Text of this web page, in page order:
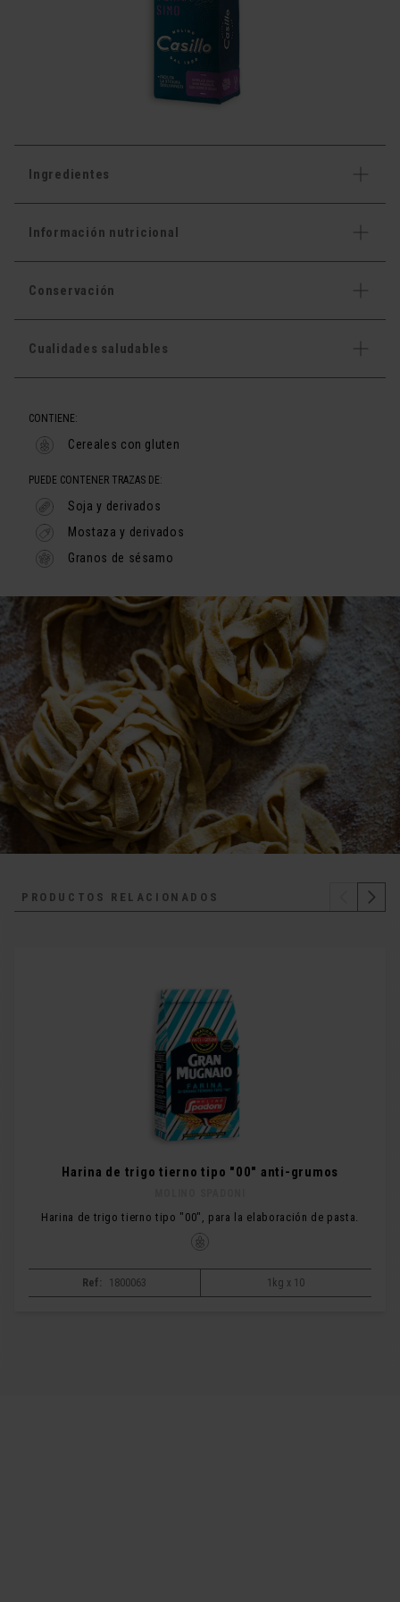
Ingredientes
Información nutricional
Conservación
Cualidades saludables
CONTIENE:
Cereales con gluten
PUEDE CONTENER TRAZAS DE:
Soja y derivados
Mostaza y derivados
Granos de sésamo
PRODUCTOS RELACIONADOS
Harina de trigo tierno tipo "00" anti-grumos
Harina de trigo tierno tipo "00", para la elaboración de pasta.
Ref: 1800063 1kg x 10